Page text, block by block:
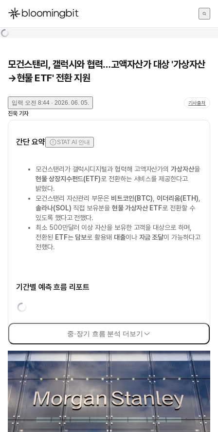
한국어
모건스탠리, 갤럭시와 협력…고액자산가 대상 '가상자산
→현물 ETF' 전환 지원
입력 오전 8:44 · 2026. 06. 05. 기사출처
진욱 기자
간단 요약 STAT AI 안내
모건스탠리가 갤럭시디지털과 협력해 고액자산가의가상자산을
현물 상장지수펀드(ETF)로 전환하는 서비스를 제공한다고
밝혔다.
모건스탠리 자산관리 부문은 비트코인(BTC) ,이더리움(ETH)
솔라나(SOL) 직접 보유분을 현물 가상자산 ETF로 전환할 수
있도록 했다고 전했다.
최소 500만달러 이상 자산을 보유한 고객을 대상으로 하며,
전환된 ETF는 담보로 활용돼 대출이나 자금 조달이 가능하다고
전했다.
기간별 예측 흐름 리포트
중·장기 흐름 분석 더보기